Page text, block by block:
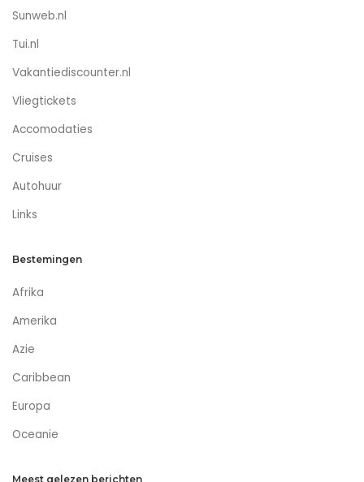
Sunweb.nl
Tui.nl
Vakantiediscounter.nl
Vliegtickets
Accomodaties
Cruises
Autohuur
Links
Bestemingen
Afrika
Amerika
Azie
Caribbean
Europa
Oceanie
Meest gelezen berichten